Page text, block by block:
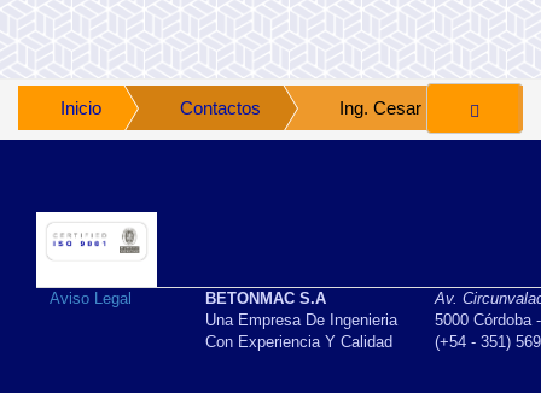
Inicio Contactos Ing. Cesar Ivan Batinic
Aviso Legal
BETONMAC S.A
Una Empresa De Ingenieria
Con Experiencia Y Calidad
Av.
5000 Córdoba
(+54 - 351)